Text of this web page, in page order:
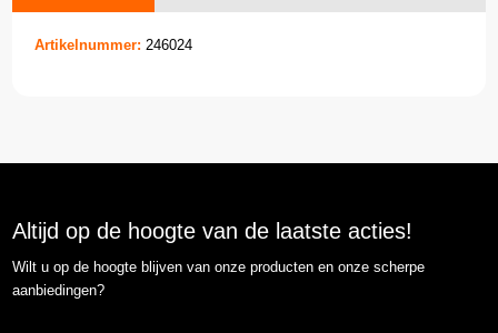
Artikelnummer: 246024
Altijd op de hoogte van de laatste acties!
Wilt u op de hoogte blijven van onze producten en onze scherpe
aanbiedingen?